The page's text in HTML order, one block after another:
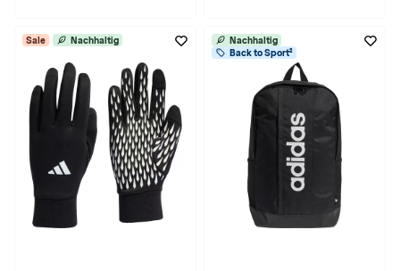
Sale Nachhaltig
Nachhaltig
Back to Sport²